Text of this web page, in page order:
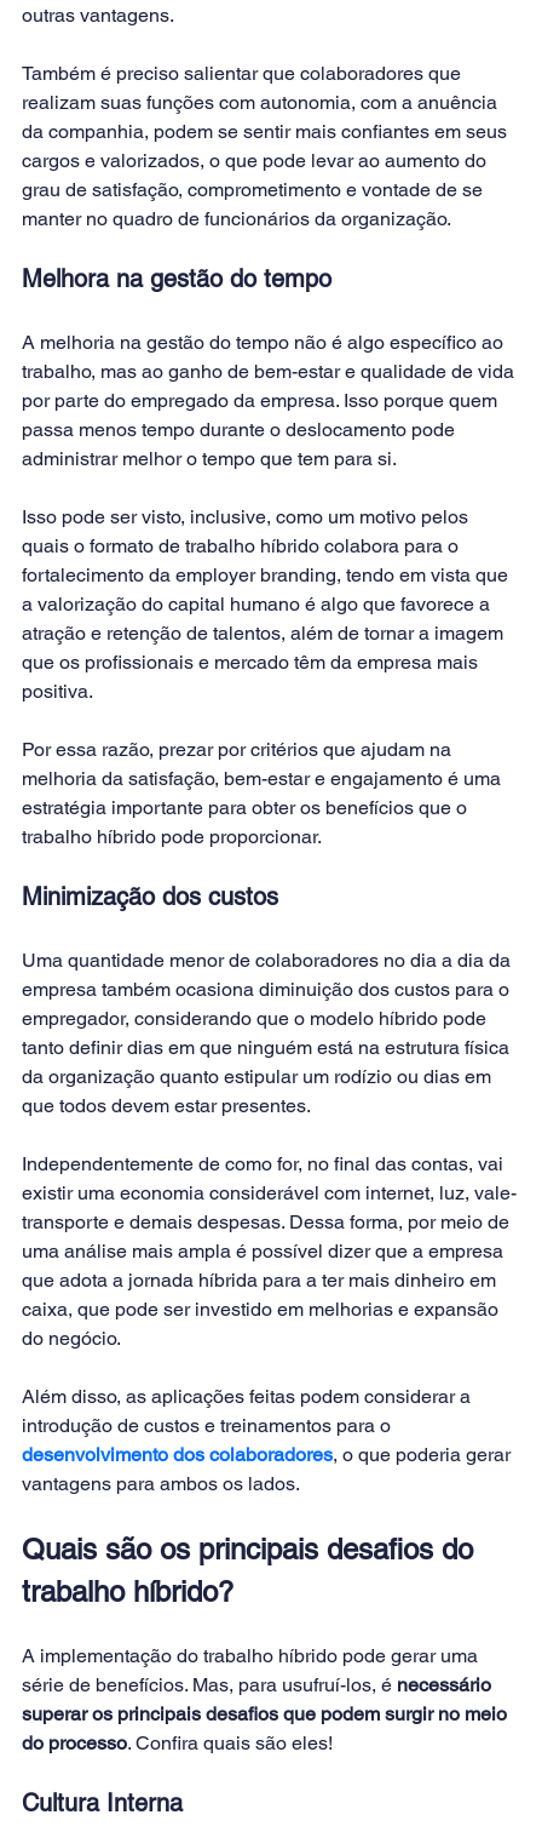
outras vantagens.
Também é preciso salientar que colaboradores que
realizam suas funções com autonomia, com a anuência
da companhia, podem se sentir mais confiantes em seus
cargos e valorizados, o que pode levar ao aumento do
grau de satisfação, comprometimento e vontade de se
manter no quadro de funcionários da organização.
Melhora na gestão do tempo
A melhoria na gestão do tempo não é algo específico ao
trabalho, mas ao ganho de bem-estar e qualidade de vida
por parte do empregado da empresa. Isso porque quem
passa menos tempo durante o deslocamento pode
administrar melhor o tempo que tem para si.
Isso pode ser visto, inclusive, como um motivo pelos
quais o formato de trabalho híbrido colabora para o
fortalecimento da employer branding, tendo em vista que
a valorização do capital humano é algo que favorece a
atração e retenção de talentos, além de tornar a imagem
que os profissionais e mercado têm da empresa mais
positiva.
Por essa razão, prezar por critérios que ajudam na
melhoria da satisfação, bem-estar e engajamento é uma
estratégia importante para obter os benefícios que o
trabalho híbrido pode proporcionar.
Minimização dos custos
Uma quantidade menor de colaboradores no dia a dia da
empresa também ocasiona diminuição dos custos para o
empregador, considerando que o modelo híbrido pode
tanto definir dias em que ninguém está na estrutura física
da organização quanto estipular um rodízio ou dias em
que todos devem estar presentes.
Independentemente de como for, no final das contas, vai
existir uma economia considerável com internet, luz, vale-
transporte e demais despesas. Dessa forma, por meio de
uma análise mais ampla é possível dizer que a empresa
que adota a jornada híbrida para a ter mais dinheiro em
caixa, que pode ser investido em melhorias e expansão
do negócio.
Além disso, as aplicações feitas podem considerar a
introdução de custos e treinamentos para o
desenvolvimento dos colaboradores, o que poderia gerar
vantagens para ambos os lados.
Quais são os principais desafios do
trabalho híbrido?
A implementação do trabalho híbrido pode gerar uma
série de benefícios. Mas, para usufruí-los, é necessário
superar os principais desafios que podem surgir no meio
do processo. Confira quais são eles!
Cultura Interna